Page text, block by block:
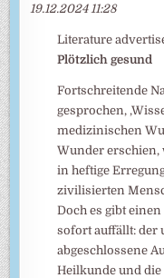
19.12.2024 11:28
Literature
Plötzlich gesund
Fortschreitende
gesprochen,
medizinischen
Wunder erschien,
in heftige
zivilisierten
Doch es gibt
sofort auffällt: der
abgeschlossene
Heilkunde und